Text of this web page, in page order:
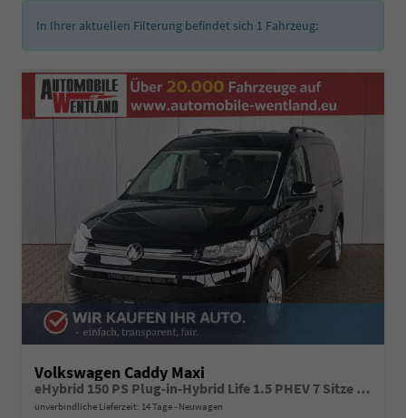
In Ihrer aktuellen Filterung befindet sich 1 Fahrzeug:
Volkswagen Caddy Maxi
eHybrid 150 PS Plug-in-Hybrid Life 1.5 PHEV 7 Sitze DSG
unverbindliche Lieferzeit: 14 Tage Neuwagen